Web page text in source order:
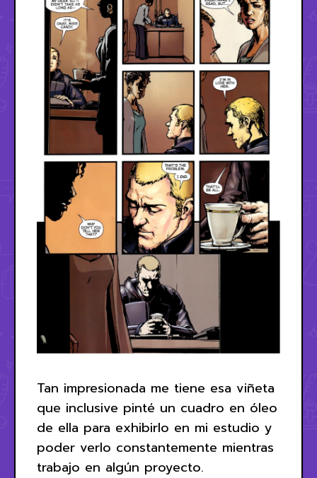
Tan impresionada me tiene esa viñeta
que inclusive pinté un cuadro en óleo
de ella para exhibirlo en mi estudio y
poder verlo constantemente mientras
trabajo en algún proyecto.